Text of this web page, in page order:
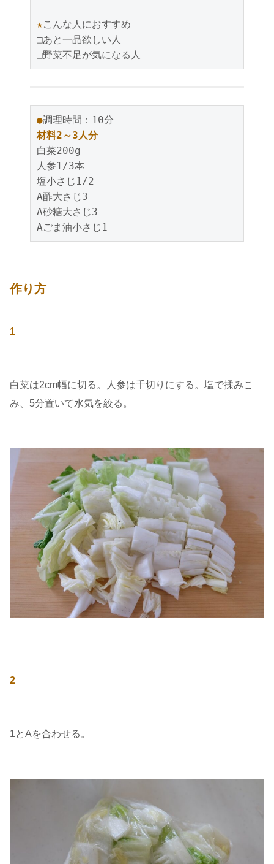
★こんな人におすすめ
□あと一品欲しい人
●
材料2～3人分
白菜200g
人参1/3本
塩小さじ1/2
A酢大さじ3
A砂糖大さじ3
作り方
1
白菜は2cm幅に切る。人参は千切りにする。塩で揉みこ
み、5分置いて水気を絞る。
2
1とAを合わせる。